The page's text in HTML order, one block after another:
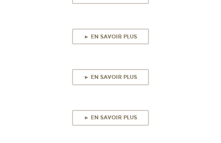
► EN SAVOIR PLUS
► EN SAVOIR PLUS
► EN SAVOIR PLUS